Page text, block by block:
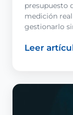
presupuesto
medición
gestionarlo
Leer